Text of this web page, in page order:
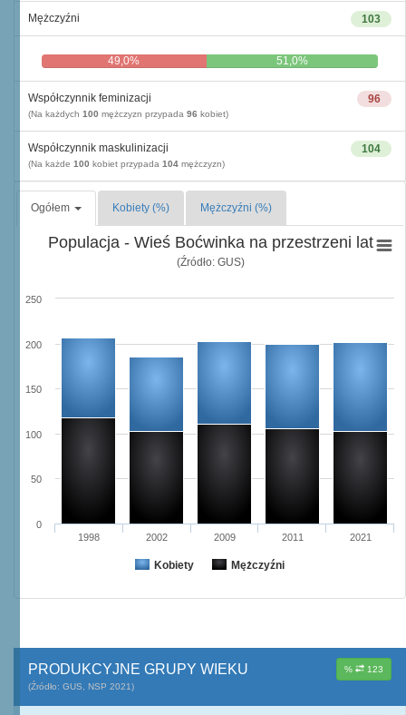
103
Mężczyźni
49,0% 51,0%
96
Współczynnik feminizacji
(Na każdych 100 mężczyzn przypada 96 kobiet)
104
Współczynnik maskulinizacji
(Na każde 100 kobiet przypada 104 mężczyzn)
Ogółem Kobiety (%) Mężczyźni (%)
Populacja - Wieś Boćwinka na przestrzeni lat
(Źródło: GUS)
Kobiety Mężczyźni
1998 2002 2009 2011 2021
0
50
100
150
200
250
% 123
PRODUKCYJNE GRUPY WIEKU
(Źródło: GUS, NSP 2021)